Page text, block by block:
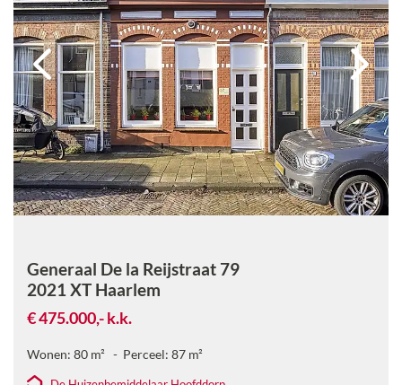
Generaal De la Reijstraat 79
2021 XT Haarlem
€ 475.000,-k.k.
Wonen: 80 m² Perceel: 87m²